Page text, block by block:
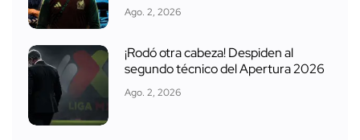
Ago. 2, 2026
¡Rodó otra cabeza! Despiden al
segundo técnico del Apertura 2026
Ago. 2, 2026